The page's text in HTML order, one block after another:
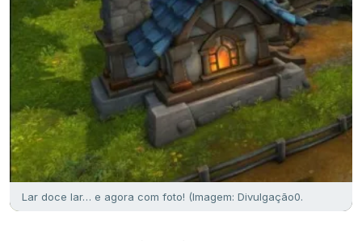
Lar doce lar… e agora com foto! (Imagem: Divulgação0.